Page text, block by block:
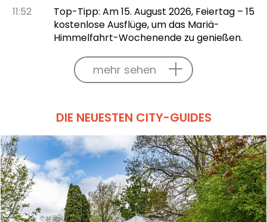
11:52
Top-Tipp: Am 15. August 2026, Feiertag – 15
kostenlose Ausflüge, um das Mariä-
Himmelfahrt-Wochenende zu genießen.
mehr sehen
DIE NEUESTEN CITY-GUIDES